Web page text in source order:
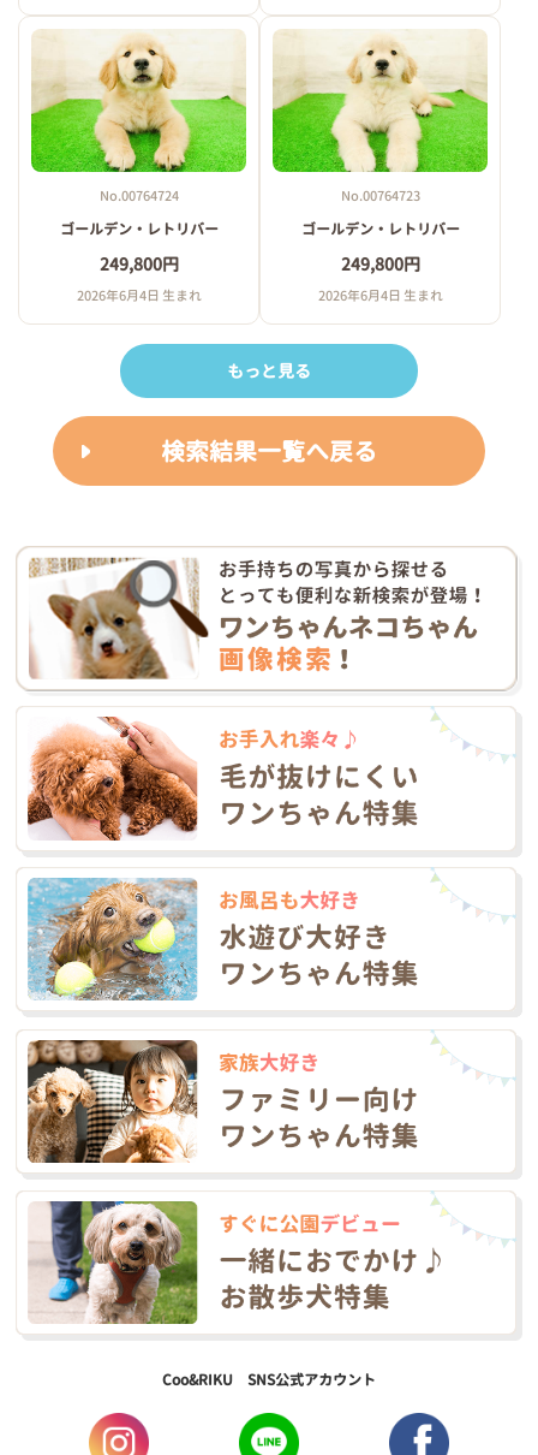
No.00764724
ゴールデン・レトリバー
249,800円
2026年6月4日 生まれ
No.00764723
ゴールデン・レトリバー
249,800円
2026年6月4日 生まれ
もっと見る
検索結果一覧へ戻る
Coo&RIKU SNS公式アカウント